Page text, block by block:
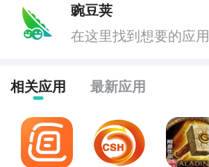
豌豆荚
在这里找到想要的应用
相关应用 最新应用